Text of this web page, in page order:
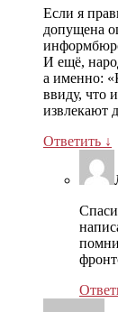
Если я
допущена
И ещё,
а именно:
ввиду, что
извлекают
Ответить ↓